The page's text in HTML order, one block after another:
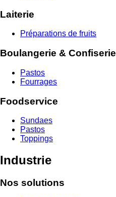
Laiterie
Préparations de fruits
Boulangerie & Confiserie
Pastos
Fourrages
Foodservice
Sundaes
Pastos
Toppings
Industrie
Nos solutions